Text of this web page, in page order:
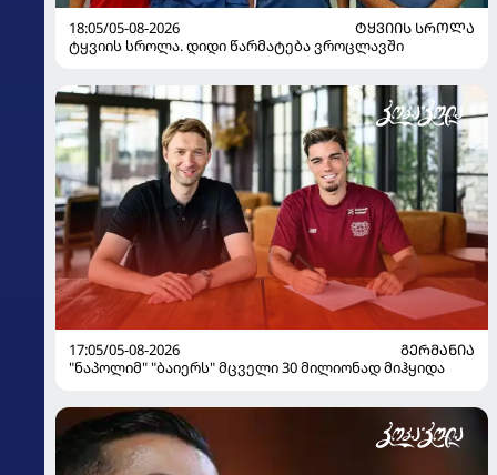
18:05/05-08-2026
ᲢᲧᲕᲘᲘᲡ ᲡᲠᲝᲚᲐ
ტყვიის სროლა. დიდი წარმატება ვროცლავში
17:05/05-08-2026
ᲒᲔᲠᲛᲐᲜᲘᲐ
"ნაპოლიმ" "ბაიერს" მცველი 30 მილიონად მიჰყიდა